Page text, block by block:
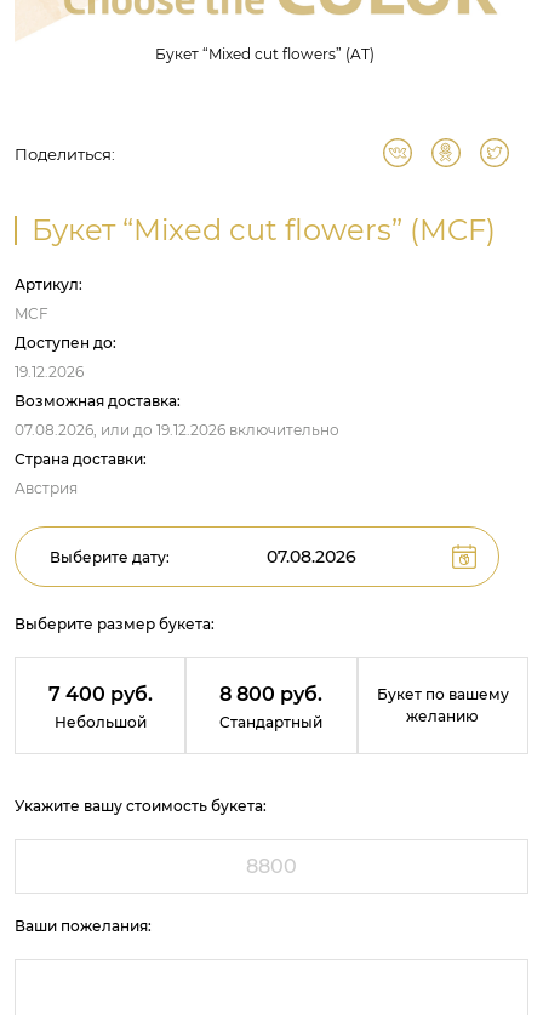
Букет “Mixed cut flowers” (AT)
Поделиться:
Букет “Mixed cut flowers” (MCF)
Артикул:
MCF
Доступен до:
19.12.2026
Возможная доставка:
07.08.2026, или до 19.12.2026 включительно
Страна доставки:
Австрия
Выберите дату:
Выберите размер букета:
7 400 руб.
Небольшой
8 800 руб.
Стандартный
Букет по вашему
желанию
Укажите вашу стоимость букета:
Ваши пожелания: